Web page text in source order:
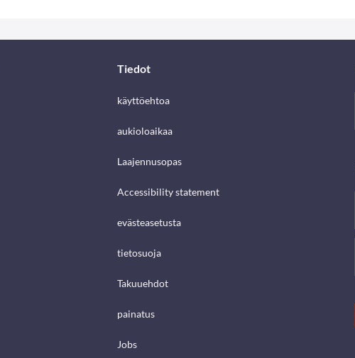
Tiedot
käyttöehtoa
aukioloaikaa
Laajennusopas
Accessibility statement
evästeasetusta
tietosuoja
Takuuehdot
painatus
Jobs